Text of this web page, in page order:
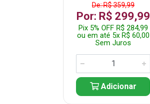
De: R$ 359,99
Por: R$ 299,99
Pix 5% OFF R$ 284,99
ou em até 5x R$ 60,00
Sem Juros
Adicionar